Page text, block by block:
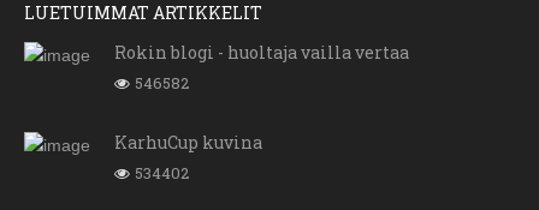
LUETUIMMAT ARTIKKELIT
Rokin blogi - huoltaja vailla vertaa
546582
KarhuCup kuvina
534402